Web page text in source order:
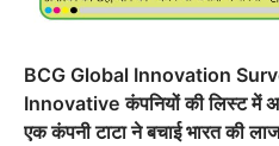
BCG Global Innovation
Innovative कंपनियों की लिस्ट में
एक कंपनी टाटा ने बचाई भारत की लाज